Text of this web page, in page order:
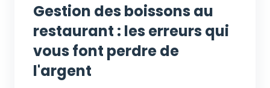
Gestion des boissons au
restaurant : les erreurs qui
vous font perdre de
l'argent